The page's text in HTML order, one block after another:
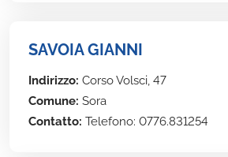
SAVOIA GIANNI
Indirizzo: Corso Volsci, 47
Comune: Sora
Contatto: Telefono: 0776.831254